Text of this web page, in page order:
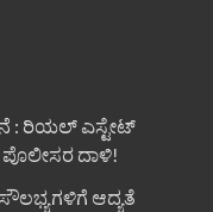
: ರಿಯಲ್ ಎಸ್ಟೇಟ್
ಪೊಲೀಸರ ದಾಳಿ!
ಸೌಲಭ್ಯಗಳಿಗೆ ಆದ್ಯತೆ